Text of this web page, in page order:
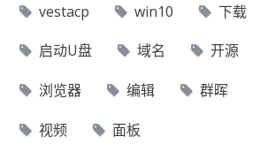
vestacp win10 下载
启动U盘 域名 开源
浏览器 编辑 群晖
视频 面板